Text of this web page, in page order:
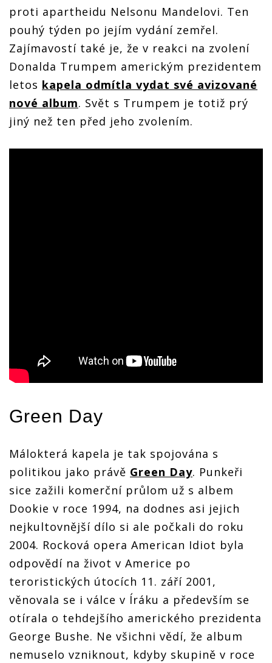
proti apartheidu Nelsonu Mandelovi. Ten
pouhý týden po jejím vydání zemřel.
Zajímavostí také je, že v reakci na zvolení
Donalda Trumpem americkým prezidentem
letos kapela odmítla vydat své avizované
nové album. Svět s Trumpem je totiž prý
jiný než ten před jeho zvolením.
Green Day
Málokterá kapela je tak spojována s
politikou jako právě Green Day. Punkeři
sice zažili komerční průlom už s albem
Dookie v roce 1994, na dodnes asi jejich
nejkultovnější dílo si ale počkali do roku
2004. Rocková opera American Idiot byla
odpovědí na život v Americe po
teroristických útocích 11. září 2001,
věnovala se i válce v Íráku a především se
otírala o tehdejšího amerického prezidenta
George Bushe. Ne všichni vědí, že album
nemuselo vzniknout, kdyby skupině v roce